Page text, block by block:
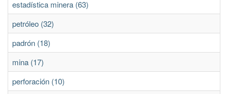
estadística minera (63)
petróleo (32)
padrón (18)
mina (17)
perforación (10)